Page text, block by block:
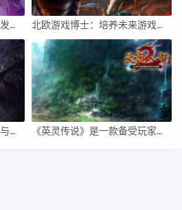
网页游戏公司：行业现状与发展前景 北欧游戏博士：培养未来游戏产业领袖的学术之旅
乐多游戏测评：专业、深度与玩家必备 《英灵传说》是一款备受玩家喜爱的策略游戏，以其独特的游戏玩法和精美的画面设计赢得了众多玩家的喜爱。如果您想下载并玩这款游戏，以下是一份详细的指南，以帮助您轻松开始游戏。